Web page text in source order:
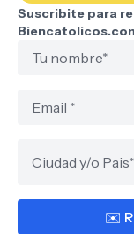
Suscribite para